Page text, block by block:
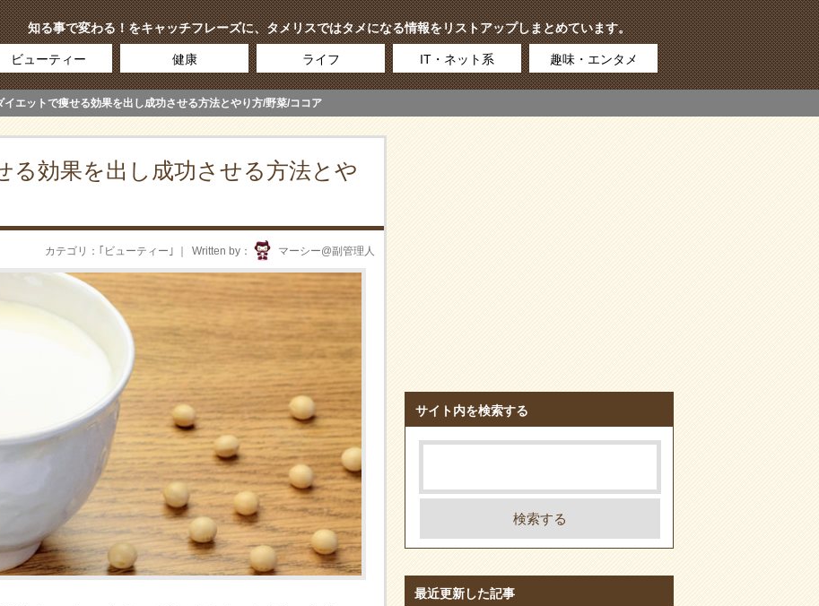
知る事で変わる！をキャッチフレーズに、タメリスではタメになる情報をリストアップしまとめています。
ビューティー 健康 ライフ IT・ネット系 趣味・エンタメ
イエットで痩せる効果を出し成功させる方法とやり方/野菜/ココア
る効果を出し成功させる方法とや
Written by マーシー@副管理人
カテゴリ ｢ ビューティー ｣
サイト内を検索する
最近更新した記事